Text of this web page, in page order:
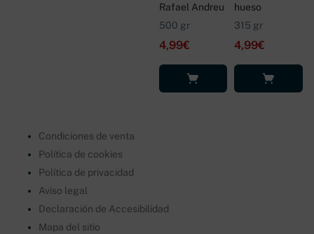
Rafael Andreu
500 gr
4,99€
hueso
315 gr
4,99€
Condiciones de venta
Política de cookies
Política de privacidad
Aviso legal
Declaración de Accesibilidad
Mapa del sitio